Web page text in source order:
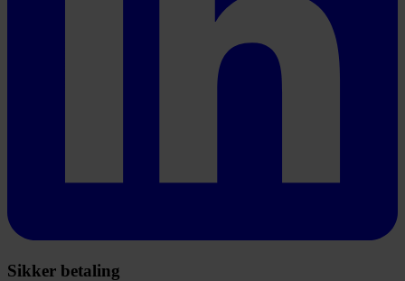
Sikker betaling